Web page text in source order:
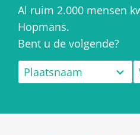
Al ruim 2.000 mensen
Hopmans.
Bent u de volgende?
Plaatsnaam
results